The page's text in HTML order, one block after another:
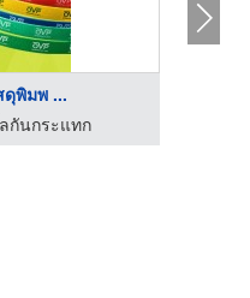
ดุพิมพ ...
กันกระแทก